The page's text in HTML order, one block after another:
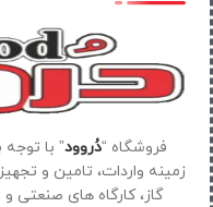
فروشگاه “دُروود
زمینه واردات، تامین و
گاز، کارگاه های صنعتی